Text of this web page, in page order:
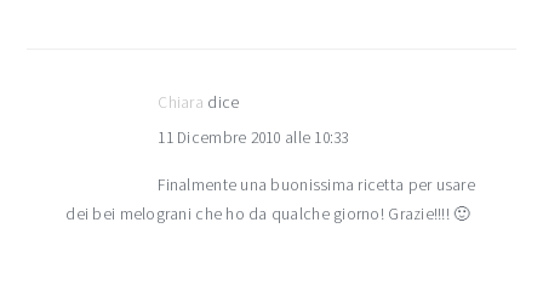
Chiara dice
11 Dicembre 2010 alle 10:33
Finalmente una buonissima ricetta per usare
dei bei melograni che ho da qualche giorno! Grazie!!!! 🙂